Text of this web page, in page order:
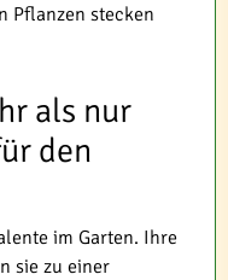
Pflanzen stecken
als nur
den
im Garten. Ihre
sie zu einer